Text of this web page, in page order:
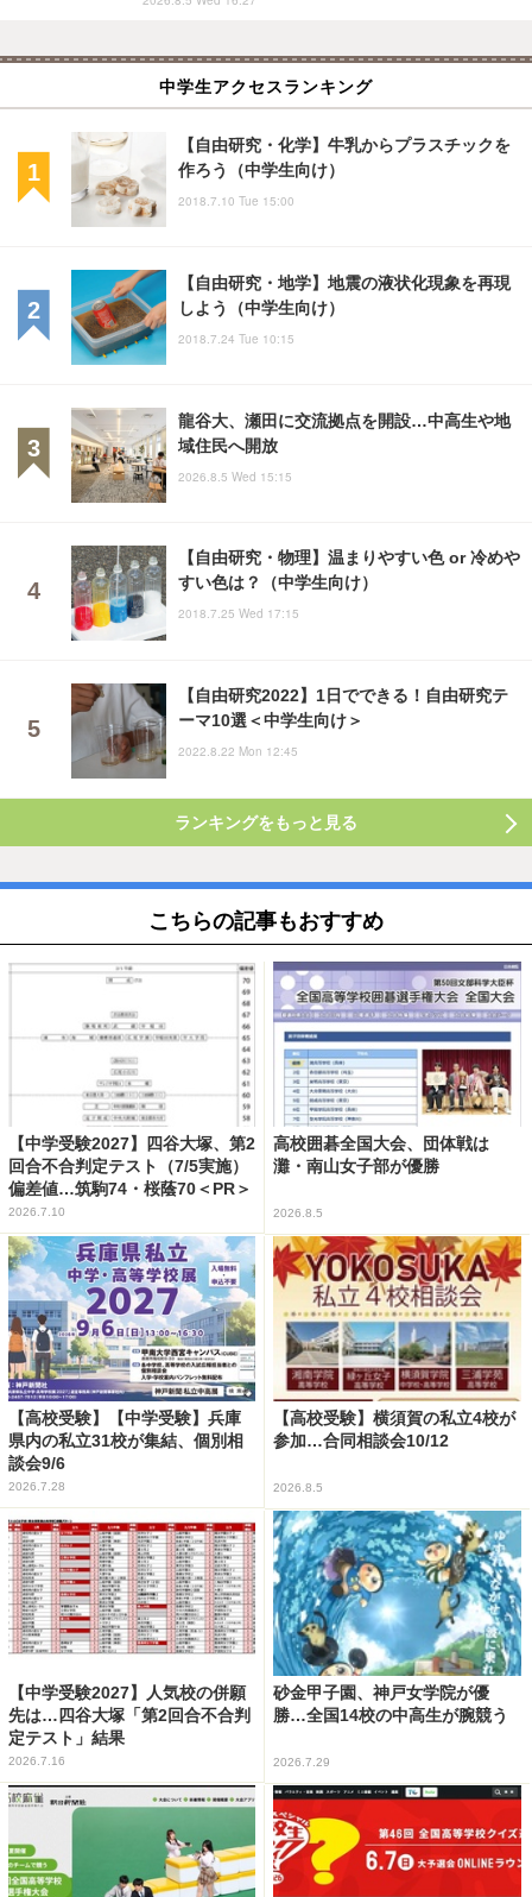
中学生アクセスランキング
【自由研究・化学】牛乳からプラスチックを
作ろう（中学生向け）
2018.7.10 Tue 15:00
【自由研究・地学】地震の液状化現象を再現
しよう（中学生向け）
2018.7.24 Tue 10:15
龍谷大、瀬田に交流拠点を開設…中高生や地
域住民へ開放
2026.8.5 Wed 15:15
【自由研究・物理】温まりやすい色 or 冷めや
すい色は？（中学生向け）
2018.7.25 Wed 17:15
【自由研究2022】1日でできる！自由研究テ
ーマ10選＜中学生向け＞
2022.8.22 Mon 12:45
ランキングをもっと見る
こちらの記事もおすすめ
【中学受験2027】四谷大塚、第2
回合不合判定テスト（7/5実施）
偏差値…筑駒74・桜蔭70＜PR＞
2026.7.10
高校囲碁全国大会、団体戦は
灘・南山女子部が優勝
2026.8.5
【高校受験】【中学受験】兵庫
県内の私立31校が集結、個別相
談会9/6
2026.7.28
【高校受験】横須賀の私立4校が
参加…合同相談会10/12
2026.8.5
【中学受験2027】人気校の併願
先は…四谷大塚「第2回合不合判
定テスト」結果
2026.7.16
砂金甲子園、神戸女学院が優
勝…全国14校の中高生が腕競う
2026.7.29